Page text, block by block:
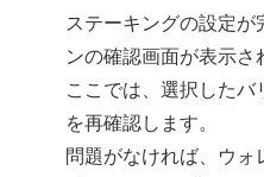
ステーキングの設定が
ンの確認画面が表示さ
ここでは、選択した
を再確認します。
問題がなければ、ウ